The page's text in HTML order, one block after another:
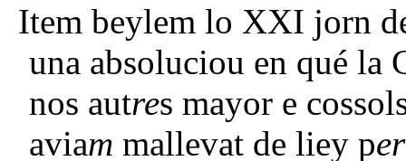
Item beylem lo XXI jorn
una absoluciou en qué la
nos autres mayor e
aviam mallevat de liey per